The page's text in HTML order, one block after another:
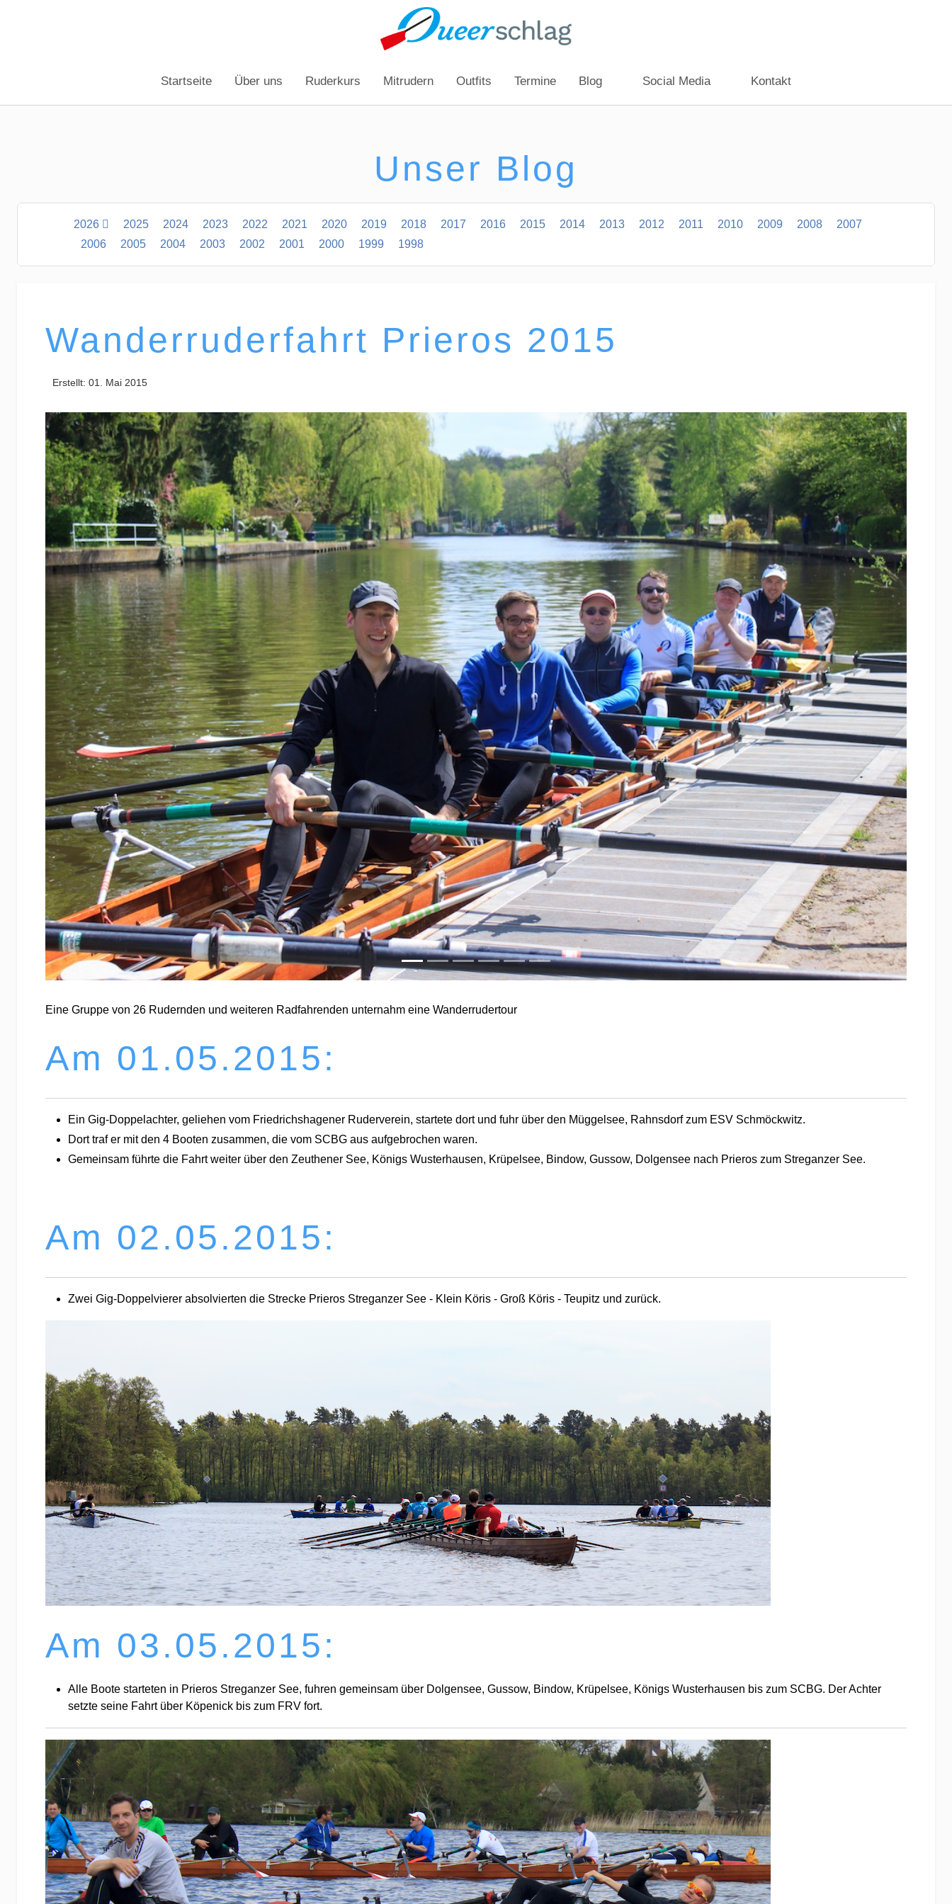
Startseite Über uns Ruderkurs Mitrudern Outfits Termine Blog Social Media Kontakt
Unser Blog
2026 2025 2024 2023 2022 2021 2020 2019 2018 2017 2016 2015 2014 2013 2012 2011 2010 2009 2008
2007
2006
2005 2004 2003 2002 2001 2000 1999 1998
Wanderruderfahrt Prieros 2015
Erstellt: 01. Mai 2015
Zurück Weiter
Eine Gruppe von 26 Rudernden und weiteren Radfahrenden unternahm eine Wanderrudertour
Ein Gig-Doppelachter, geliehen vom Friedrichshagener Ruderverein, startete dort und fuhr über den Müggelsee, Rahnsdorf zum ESV Schmöckwitz.
Dort traf er mit den 4 Booten zusammen, die vom SCBG aus aufgebrochen waren.
Gemeinsam führte die Fahrt weiter über den Zeuthener See, Königs Wusterhausen, Krüpelsee, Bindow, Gussow, Dolgensee nach Prieros zum Streganzer See.
Am 02.05.2015:
Zwei Gig-Doppelvierer absolvierten die Strecke Prieros Streganzer See - Klein Köris - Groß Köris - Teupitz und zurück.